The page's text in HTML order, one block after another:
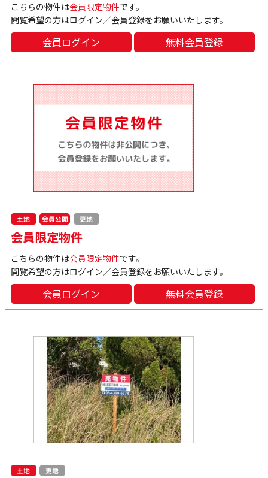
こちらの物件は会員限定物件です。
閲覧希望の方はログイン／会員登録をお願いいたします。
会員ログイン 無料会員登録
土地 会員公開 更地
会員限定物件
こちらの物件は会員限定物件です。
閲覧希望の方はログイン／会員登録をお願いいたします。
会員ログイン 無料会員登録
土地 更地